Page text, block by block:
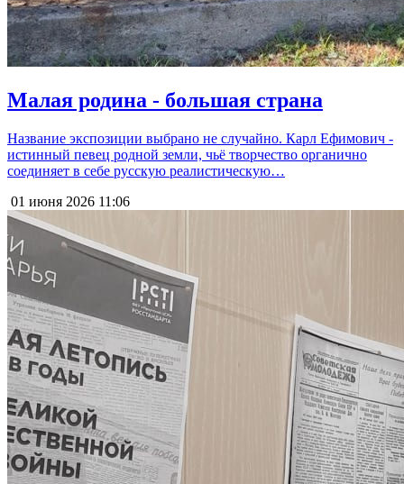
Малая родина - большая страна
Название экспозиции выбрано не случайно. Карл Ефимович -
истинный певец родной земли, чьё творчество органично
соединяет в себе русскую реалистическую…
01 июня 2026 11:06